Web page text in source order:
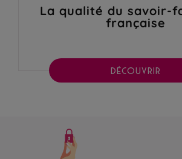
La qualité du savoir-
française
DÉCOUVRIR